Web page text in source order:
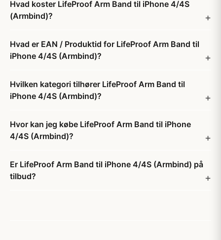
Hvad koster LifeProof Arm Band til iPhone 4/4S
(Armbind)?
Hvad er EAN / Produktid for LifeProof Arm Band til
iPhone 4/4S (Armbind)?
Hvilken kategori tilhører LifeProof Arm Band til
iPhone 4/4S (Armbind)?
Hvor kan jeg købe LifeProof Arm Band til iPhone
4/4S (Armbind)?
Er LifeProof Arm Band til iPhone 4/4S (Armbind) på
tilbud?